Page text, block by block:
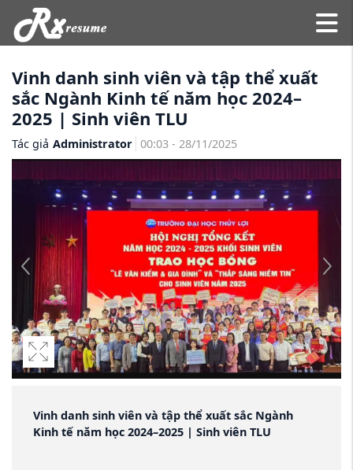
Vinh danh sinh viên và tập thể xuất
sắc Ngành Kinh tế năm học 2024–
2025 | Sinh viên TLU
Tác giả Administrator 00:03 - 28/11/2025
Vinh danh sinh viên và tập thể xuất sắc Ngành
Kinh tế năm học 2024–2025 | Sinh viên TLU